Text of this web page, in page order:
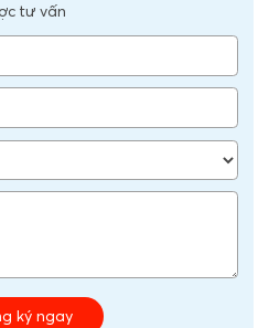
tư vấn
ký ngay